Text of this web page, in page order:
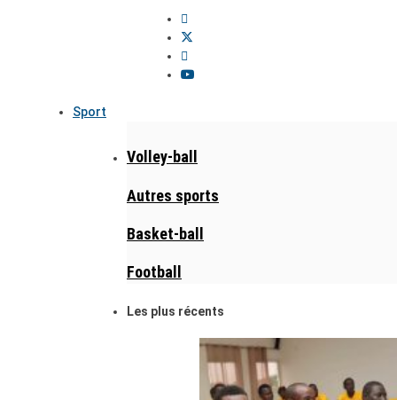
Sport
Volley-ball
Autres sports
Basket-ball
Football
Les plus récents